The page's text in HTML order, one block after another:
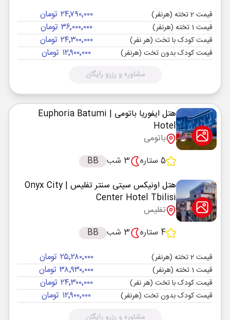
قیمت 2 تخته (هرنفر) ۲۴٬۷۹۰٬۰۰۰ تومان
قیمت 1 تخته (هرنفر) ۳۶٬۰۰۰٬۰۰۰ تومان
قیمت کودک با تخت (هر نفر) ۲۴٬۳۰۰٬۰۰۰ تومان
قیمت کودک بدون تخت (هرنفر) ۱۲٬۹۰۰٬۰۰۰ تومان
مشاوره و رزرو رایگان
هتل ایفوریا باتومی
| Euphoria Batumi
Hotel
باتومی
5 ستاره
3 شب
BB
هتل اونیکس سیتی سنتر تفلیس | Onyx City
Center Hotel Tbilisi
تفلیس
4 ستاره
3 شب BB
قیمت 2 تخته (هرنفر) ۲۵٬۲۸۰٬۰۰۰ تومان
قیمت 1 تخته (هرنفر) ۳۸٬۹۳۰٬۰۰۰ تومان
قیمت کودک با تخت (هر نفر) ۲۴٬۳۰۰٬۰۰۰ تومان
قیمت کودک بدون تخت (هرنفر) ۱۲٬۹۰۰٬۰۰۰ تومان
مشاوره و رزرو رایگان